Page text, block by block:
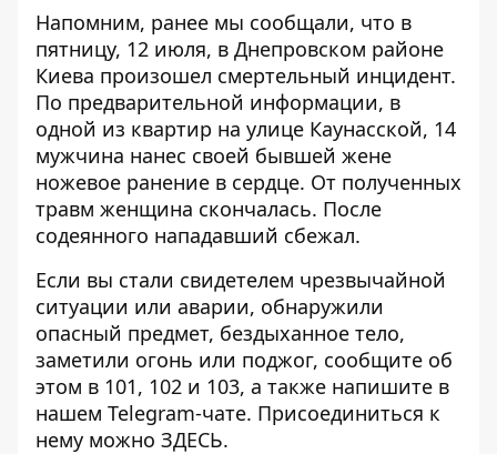
Напомним, ранее мы сообщали, что в
пятницу, 12 июля, в Днепровском районе
Киева произошел смертельный инцидент.
По предварительной информации, в
одной из квартир на улице Каунасской, 14
мужчина нанес своей бывшей жене
ножевое ранение в сердце. От полученных
травм женщина скончалась. После
содеянного нападавший сбежал.
Если вы стали свидетелем чрезвычайной
ситуации или аварии, обнаружили
опасный предмет, бездыханное тело,
заметили огонь или поджог, сообщите об
этом в 101, 102 и 103, а также напишите в
нашем Telegram-чате. Присоединиться к
нему можно ЗДЕСЬ.